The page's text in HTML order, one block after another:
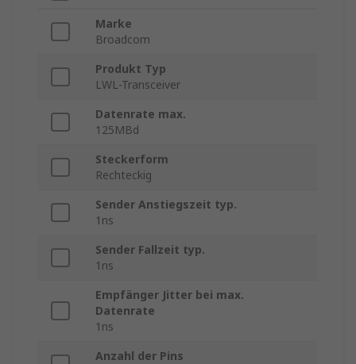
Marke
Broadcom
Produkt Typ
LWL-Transceiver
Datenrate max.
125MBd
Steckerform
Rechteckig
Sender Anstiegszeit typ.
1ns
Sender Fallzeit typ.
1ns
Empfänger Jitter bei max.
Datenrate
1ns
Anzahl der Pins